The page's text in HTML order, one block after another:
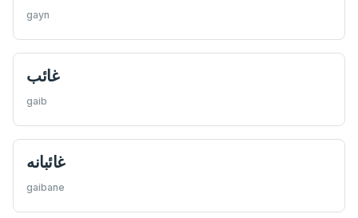
gayn
غائب
gaib
غائبانه
gaibane